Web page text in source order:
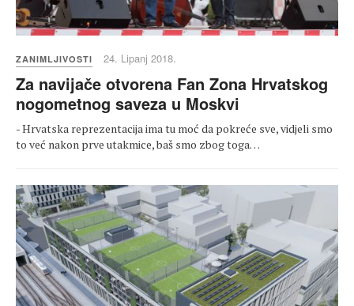
ZANIMLJIVOSTI 24. Lipanj 2018.
Za navijače otvorena Fan Zona Hrvatskog
nogometnog saveza u Moskvi
- Hrvatska reprezentacija ima tu moć da pokreće sve, vidjeli smo
to već nakon prve utakmice, baš smo zbog toga…